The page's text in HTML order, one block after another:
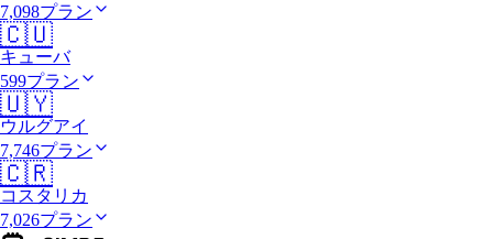
7,098プラン
🇨🇺
キューバ
599プラン
🇺🇾
ウルグアイ
7,746プラン
🇨🇷
コスタリカ
7,026プラン